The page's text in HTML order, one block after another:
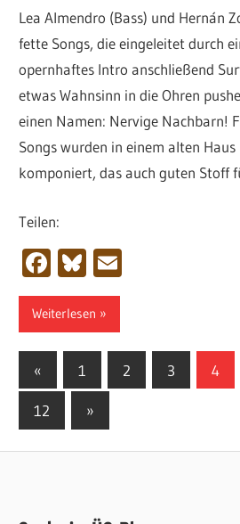
Lea Almendro (Bass) und Hernán
fette Songs, die eingeleitet durch
opernhaftes Intro anschließend
etwas Wahnsinn in die Ohren
einen Namen: Nervige Nachbarn!
Songs wurden in einem alten Haus
komponiert, das auch guten Stoff
Teilen:
Facebook
Bluesky
Weiterlesen
Seitennummerierung
der
Beiträge
« Vorherige
Beiträge
1 2 3 4
12
Nächste
Beiträge
»